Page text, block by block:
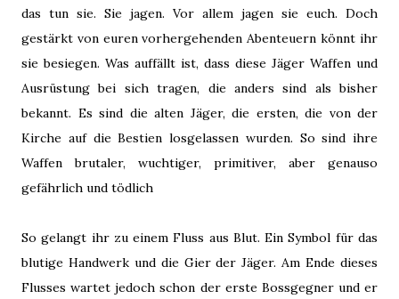
das tun sie. Sie jagen. Vor allem jagen sie euch. Doch
gestärkt von euren vorhergehenden Abenteuern könnt ihr
sie besiegen. Was auffällt ist, dass diese Jäger Waffen und
Ausrüstung bei sich tragen, die anders sind als bisher
bekannt. Es sind die alten Jäger, die ersten, die von der
Kirche auf die Bestien losgelassen wurden. So sind ihre
Waffen brutaler, wuchtiger, primitiver, aber genauso
gefährlich und tödlich
So gelangt ihr zu einem Fluss aus Blut. Ein Symbol für das
blutige Handwerk und die Gier der Jäger. Am Ende dieses
Flusses wartet jedoch schon der erste Bossgegner und er